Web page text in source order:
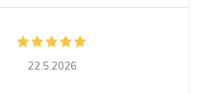
22.5.2026